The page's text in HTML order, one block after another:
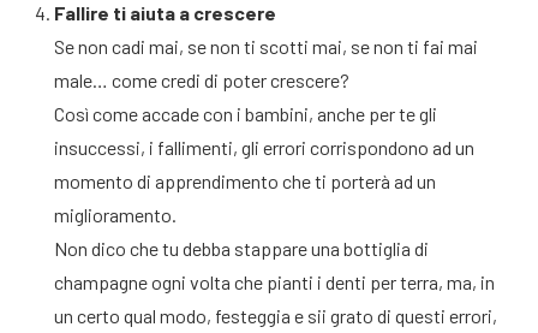
Fallire ti aiuta a crescere
Se non cadi mai, se non ti scotti mai, se non ti fai mai
male… come credi di poter crescere?
Così come accade con i bambini, anche per te gli
insuccessi, i fallimenti, gli errori corrispondono ad un
momento di apprendimento che ti porterà ad un
miglioramento.
Non dico che tu debba stappare una bottiglia di
champagne ogni volta che pianti i denti per terra, ma, in
un certo qual modo, festeggia e sii grato di questi errori,